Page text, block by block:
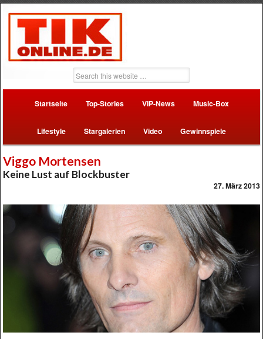
Startseite Top-Stories VIP-News Music-Box
Lifestyle Stargalerien Video Gewinnspiele
Viggo Mortensen
Keine Lust auf Blockbuster
27. März 2013